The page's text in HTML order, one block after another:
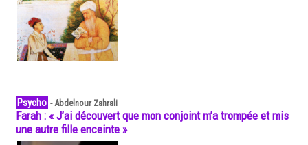
Psycho -Abdelnour Zahrali
Farah : « J’ai découvert que mon conjoint m’a trompée et mis
une autre fille enceinte »